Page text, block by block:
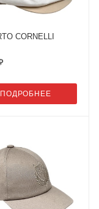
CORNELLI
ПОДРОБНЕЕ